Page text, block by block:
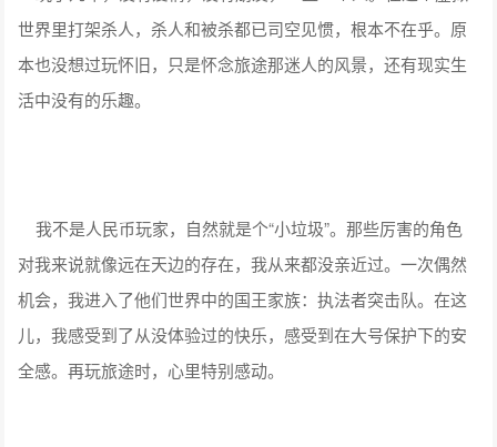
世界里打架杀人，杀人和被杀都已司空见惯，根本不在乎。原
本也没想过玩怀旧，只是怀念旅途那迷人的风景，还有现实生
活中没有的乐趣。
我不是人民币玩家，自然就是个“小垃圾”。那些厉害的角色
对我来说就像远在天边的存在，我从来都没亲近过。一次偶然
机会，我进入了他们世界中的国王家族：执法者突击队。在这
儿，我感受到了从没体验过的快乐，感受到在大号保护下的安
全感。再玩旅途时，心里特别感动。